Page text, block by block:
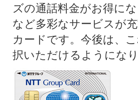
ズの通話料金がお得に
など多彩なサービスが
カードです。今後は、
択いただけるようになり